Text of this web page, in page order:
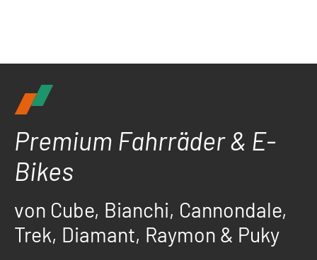
Premium Fahrräder & E-
Bikes
von Cube, Bianchi, Cannondale,
Trek, Diamant, Raymon & Puky